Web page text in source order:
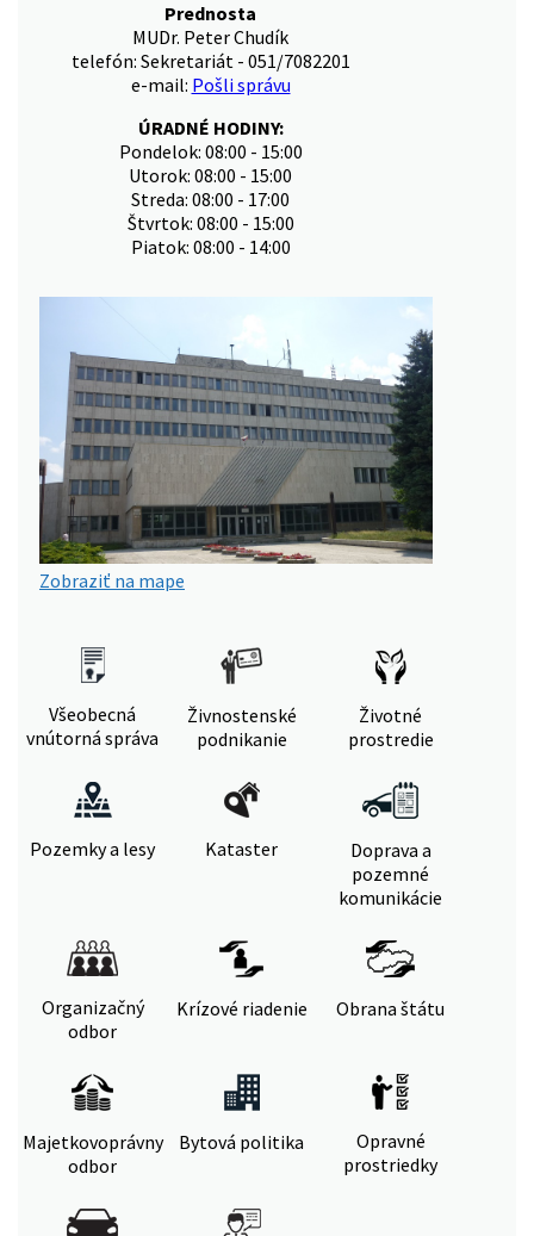
Prednosta
MUDr. Peter Chudík
telefón: Sekretariát - 051/7082201
e-mail: Pošli správu
ÚRADNÉ HODINY:
Pondelok: 08:00 - 15:00
Utorok: 08:00 - 15:00
Streda: 08:00 - 17:00
Štvrtok: 08:00 - 15:00
Piatok: 08:00 - 14:00
Zobraziť na mape
Všeobecná
vnútorná správa
Živnostenské
podnikanie
Životné
prostredie
Pozemky a lesy Kataster
Doprava a
pozemné
komunikácie
Organizačný
odbor
Krízové riadenie Obrana štátu
Majetkovoprávny
odbor
Bytová politika
Opravné
prostriedky